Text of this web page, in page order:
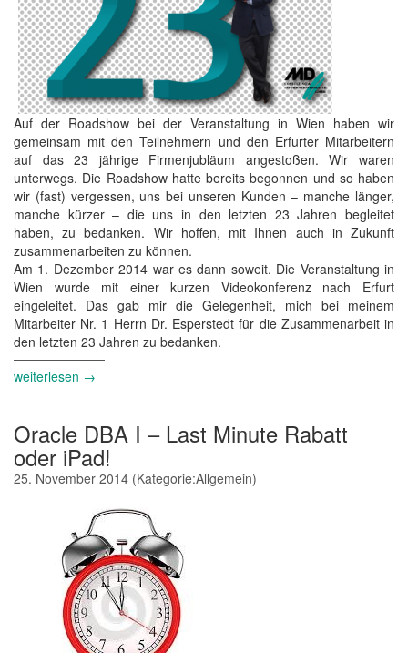
Auf der Roadshow bei der Veranstaltung in Wien haben wir
gemeinsam mit den Teilnehmern und den Erfurter Mitarbeitern
auf das 23 jährige Firmenjubläum angestoßen. Wir waren
unterwegs. Die Roadshow hatte bereits begonnen und so haben
wir (fast) vergessen, uns bei unseren Kunden – manche länger,
manche kürzer – die uns in den letzten 23 Jahren begleitet
haben, zu bedanken. Wir hoffen, mit Ihnen auch in Zukunft
zusammenarbeiten zu können.
Am 1. Dezember 2014 war es dann soweit. Die Veranstaltung in
Wien wurde mit einer kurzen Videokonferenz nach Erfurt
eingeleitet. Das gab mir die Gelegenheit, mich bei meinem
Mitarbeiter Nr. 1 Herrn Dr. Esperstedt für die Zusammenarbeit in
den letzten 23 Jahren zu bedanken.
weiterlesen →
Oracle DBA I – Last Minute Rabatt
oder iPad!
25. November 2014 (Kategorie:Allgemein)